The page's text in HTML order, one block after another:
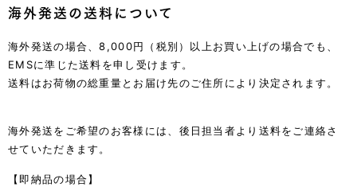
海外発送の送料について
海外発送の場合、8,000円（税別）以上お買い上げの場合でも、
EMSに準じた送料を申し受けます。
送料はお荷物の総重量とお届け先のご住所により決定されます。
海外発送をご希望のお客様には、後日担当者より送料をご連絡さ
せていただきます。
【即納品の場合】